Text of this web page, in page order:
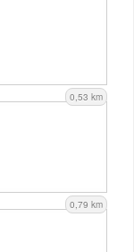
0,53 km
0,79 km